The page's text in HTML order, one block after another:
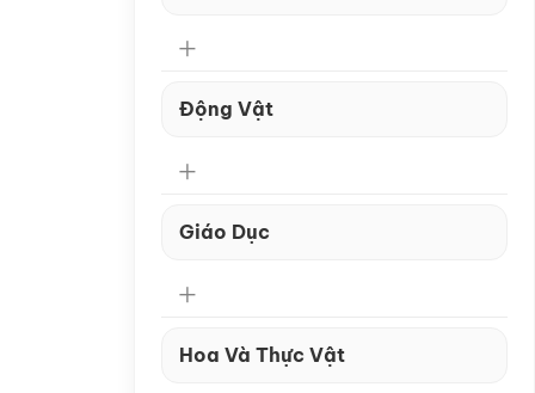
Động Vật
Giáo Dục
Hoa Và Thực Vật